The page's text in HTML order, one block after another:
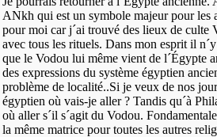
ANkh qui est un symbole majeur pour les
pour moi car j´ai trouvé des lieux de culte
avec tous les rituels. Dans mon esprit il
que le Vodou lui même vient de l´Égypte
des expressions du système égyptien
problème de localité..Si je veux de nos
égyptien où vais-je aller ? Tandis qu´à
où aller s´il s´agit du Vodou.
la même matrice pour toutes les autres